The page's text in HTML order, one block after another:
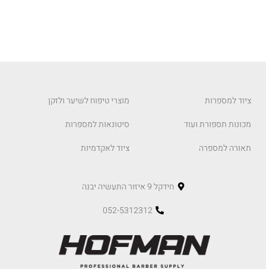
ציוד למספרות
מכונות תספורת ועוד
תאורה למספרה
מוצרי טיפוח לשיער ולזקן
סיטונאות למספרות
ציוד לאקדמיות
חידקל 9 איזור התעשיה יבנה
052-5312312